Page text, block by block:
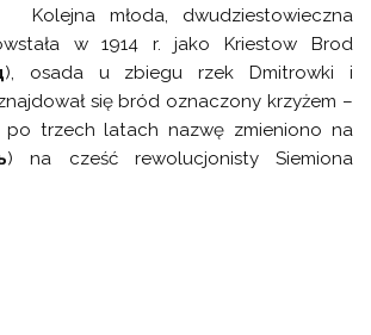
Kolejna młoda, dwudziestowieczna
w 1914 r. jako Kriestow Brod
), osada u zbiegu rzek Dmitrowki i
się bród oznaczony krzyżem –
po trzech latach nazwę zmieniono na
) na cześć rewolucjonisty Siemiona